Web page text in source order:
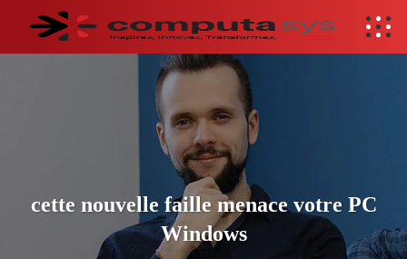
cette nouvelle faille menace votre PC
Windows